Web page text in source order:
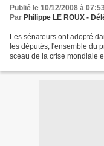
Publié le 10/12/2008 à
Par Philippe LE ROUX -
Les sénateurs ont adopté
les députés, l'ensemble du
sceau de la crise mondiale